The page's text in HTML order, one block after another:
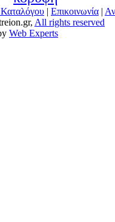
| Επικοινωνία |
All rights reserved
Web Experts